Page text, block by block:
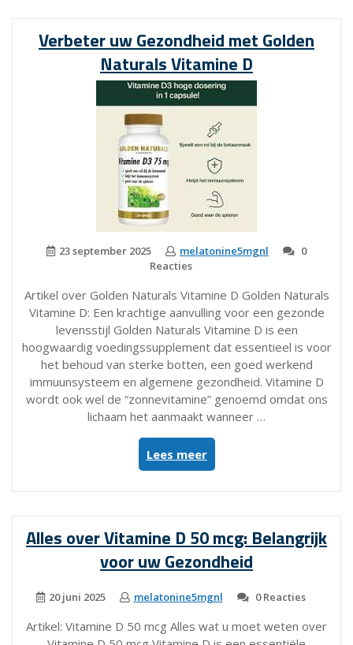
van
25
mcg
vitamine
Verbeter uw Gezondheid met Golden
Naturals Vitamine D
23 september 2025 melatonine5mgnl
0
Reacties
Artikel over Golden Naturals Vitamine D Golden Naturals
Vitamine D: Een krachtige aanvulling voor een gezonde
levensstijl Golden Naturals Vitamine D is een
hoogwaardig voedingssupplement dat essentieel is voor
het behoud van sterke botten, een goed werkend
immuunsysteem en algemene gezondheid. Vitamine D
wordt ook wel de “zonnevitamine” genoemd omdat ons
lichaam het aanmaakt wanneer …
Lees meer“Verbeter
uw
Gezondheid
Naturals
Vitamine
D”
Alles over Vitamine D 50 mcg: Belangrijk
voor uw Gezondheid
20 juni 2025 melatonine5mgnl 0 Reacties
Artikel: Vitamine D 50 mcg Alles wat u moet weten over